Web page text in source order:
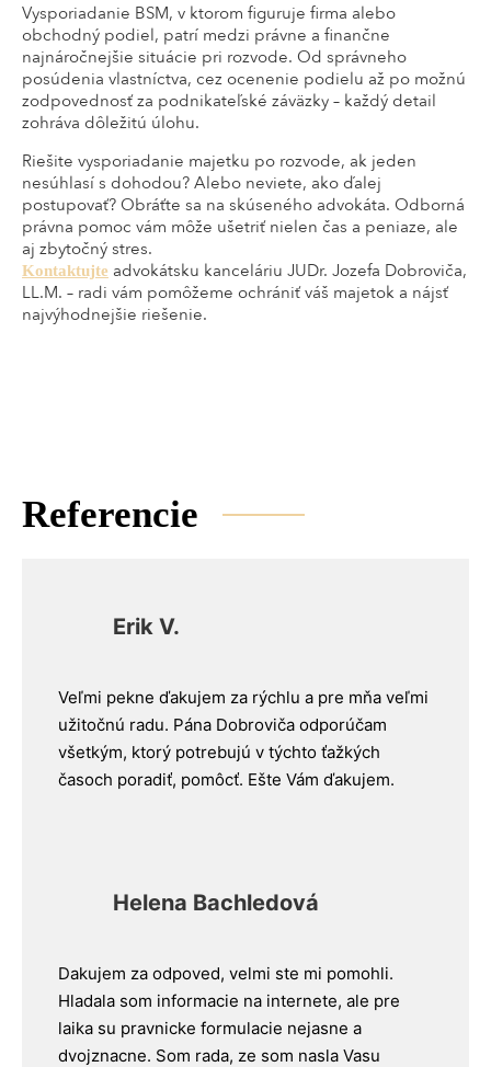
Vysporiadanie BSM, v ktorom figuruje firma alebo
obchodný podiel, patrí medzi právne a finančne
najnáročnejšie situácie pri rozvode. Od správneho
posúdenia vlastníctva, cez ocenenie podielu až po možnú
zodpovednosť za podnikateľské záväzky – každý detail
zohráva dôležitú úlohu.
Riešite vysporiadanie majetku po rozvode, ak jeden
nesúhlasí s dohodou? Alebo neviete, ako ďalej
postupovať? Obráťte sa na skúseného advokáta. Odborná
právna pomoc vám môže ušetriť nielen čas a peniaze, ale
aj zbytočný stres.
Kontaktujte advokátsku kanceláriu JUDr. Jozefa Dobroviča,
LL.M. – radi vám pomôžeme ochrániť váš majetok a nájsť
najvýhodnejšie riešenie.
Referencie
Erik V.
Veľmi pekne ďakujem za rýchlu a pre mňa veľmi
užitočnú radu. Pána Dobroviča odporúčam
všetkým, ktorý potrebujú v týchto ťažkých
časoch poradiť, pomôcť. Ešte Vám ďakujem.
Helena Bachledová
Dakujem za odpoved, velmi ste mi pomohli.
Hladala som informacie na internete, ale pre
laika su pravnicke formulacie nejasne a
dvojznacne. Som rada, ze som nasla Vasu